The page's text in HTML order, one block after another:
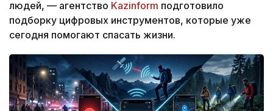
людей, — агентство Kazinform подготовило
подборку цифровых инструментов, которые уже
сегодня помогают спасать жизни.